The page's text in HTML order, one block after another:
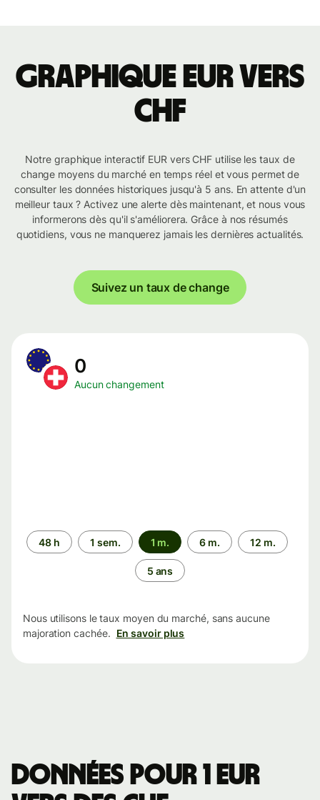
Graphique EUR vers
CHF
Notre graphique interactif EUR vers CHF utilise les taux de
change moyens du marché en temps réel et vous permet de
consulter les données historiques jusqu'à 5 ans. En attente d'un
meilleur taux ? Activez une alerte dès maintenant, et nous vous
informerons dès qu'il s'améliorera. Grâce à nos résumés
quotidiens, vous ne manquerez jamais les dernières actualités.
Suivez un taux de change
0
Aucun changement
Période
48 h 1 sem. 1 m. 6 m. 12 m.
5 ans
Nous utilisons le taux moyen du marché, sans aucune
majoration cachée. En savoir plus
Données pour 1 EUR